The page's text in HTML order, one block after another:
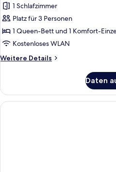
1 Schlafzimmer
Platz für 3 Personen
1 Queen-Bett und 1 Komfort-
Kostenloses WLAN
Weitere Details
Weitere
Dreibettzimmer,
Mehrere
Betten,
Daten